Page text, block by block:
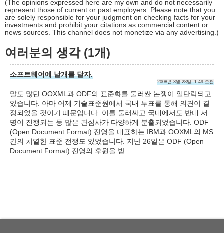
(The opinions expressed here are my own and do not necessarily
represent those of current or past employers. Please note that you
are solely responsible for your judgment on checking facts for your
investments and prohibit your citations as commercial content or
news sources. This channel does not monetize via any advertising.)
여러분의 생각 (1개)
소프트웨어에 날개를 달자.
2008년 3월 28일, 1:49 오전
말도 많던 OOXML과 ODF의 표준화를 둘러싼 논쟁이 일단락되고
있습니다. 아마 어제 기술표준원에서 국내 투표를 통해 의견이 결
정되었을 것이기 때문입니다. 이를 둘러싸고 국내에서도 반대 서
명이 진행되는 등 많은 관심사가 다양하게 분출되었습니다. ODF
(Open Document Format) 진영을 대표하는 IBM과 OOXML의 MS
간의 치열한 표준 전쟁도 있었습니다. 지난 26일은 ODF (Open
Document Format) 진영의 후원을 받..